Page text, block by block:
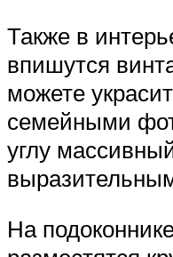
Также в
впишутся
можете
семейными
углу
На